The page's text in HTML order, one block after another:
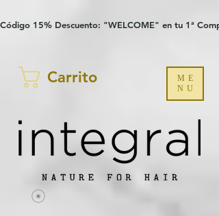
Código 15% Descuento: "WELCOME" en tu 1ª
Carrito
ME
NU